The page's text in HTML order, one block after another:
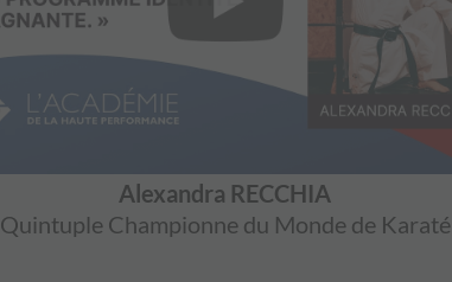
Alexandra RECCHIA
Quintuple Championne du Monde de Karaté